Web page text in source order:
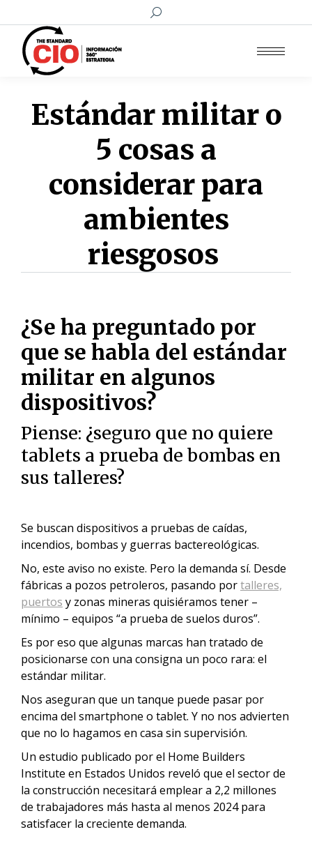
Buscar:
Estándar militar o
5 cosas a
considerar para
ambientes
riesgosos
¿Se ha preguntado por
que se habla del estándar
militar en algunos
dispositivos?
Piense: ¿seguro que no quiere
tablets a prueba de bombas en
sus talleres?
Se buscan dispositivos a pruebas de caídas,
incendios, bombas y guerras bactereológicas.
No, este aviso no existe. Pero la demanda sí. Desde
fábricas a pozos petroleros, pasando portalleres,
puertos y zonas mineras quisiéramos tener –
mínimo – equipos “a prueba de suelos duros”.
Es por eso que algunas marcas han tratado de
posicionarse con una consigna un poco rara: el
estándar militar.
Nos aseguran que un tanque puede pasar por
encima del smartphone o tablet. Y no nos advierten
que no lo hagamos en casa sin supervisión.
Un estudio publicado por el Home Builders
Institute en Estados Unidos reveló que el sector de
la construcción necesitará emplear a 2,2 millones
de trabajadores más hasta al menos 2024 para
satisfacer la creciente demanda.